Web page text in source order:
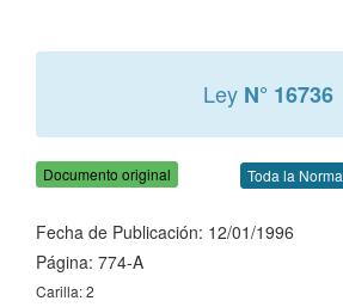
Ley N° 16736
Documento original Toda la Norma
Fecha de Publicación: 12/01/1996
Página: 774-A
Carilla: 2